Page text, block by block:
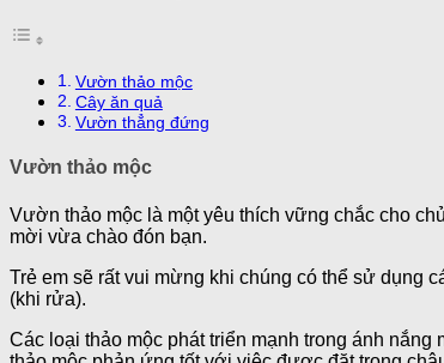
Vườn thảo mộc
Cây ăn quả
Vườn thẳng đứng
Vườn thảo mộc
Vườn thảo mộc là một yêu thích vững chắc cho
mời vừa chào đón bạn.
Trẻ em sẽ rất vui mừng khi chúng có thể sử dụng
(khi rửa).
Các loại thảo mộc phát triển mạnh trong ánh